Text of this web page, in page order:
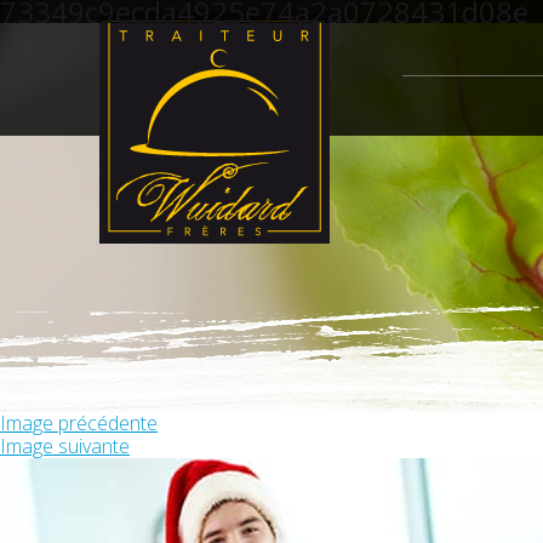
Image précédente
Image suivante
73349c9ecda4925e74a2a0728431d08e